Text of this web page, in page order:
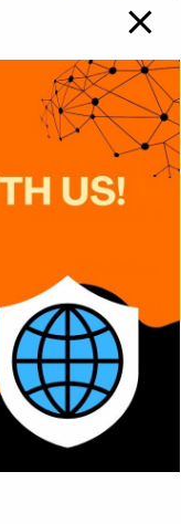
NOTICIAS
(ECC):